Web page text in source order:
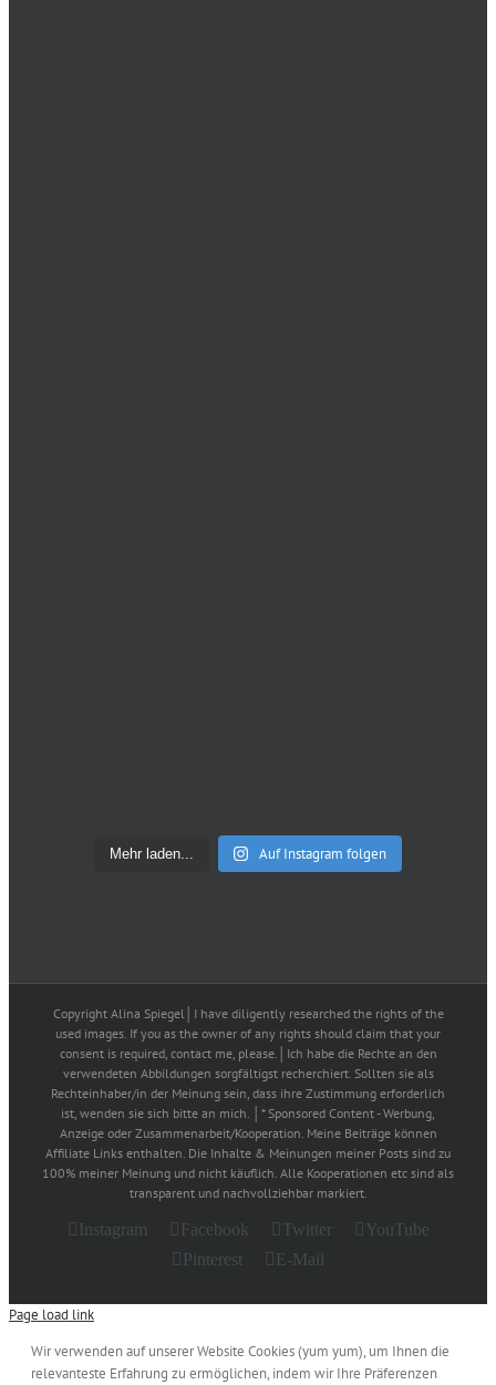
Mehr laden... Auf Instagram folgen
Copyright Alina Spiegel│I have diligently researched the rights of the
used images. If you as the owner of any rights should claim that your
consent is required, contact me, please.│Ich habe die Rechte an den
verwendeten Abbildungen sorgfältigst recherchiert. Sollten sie als
Rechteinhaber/in der Meinung sein, dass ihre Zustimmung erforderlich
ist, wenden sie sich bitte an mich. │* Sponsored Content - Werbung,
Anzeige oder Zusammenarbeit/Kooperation. Meine Beiträge können
Affiliate Links enthalten. Die Inhalte & Meinungen meiner Posts sind zu
100% meiner Meinung und nicht käuflich. Alle Kooperationen etc sind als
transparent und nachvollziehbar markiert.
Instagram Facebook Twitter
YouTube
Pinterest
E-Mail
Page load link
Wir verwenden auf unserer Website Cookies (yum yum), um Ihnen die
relevanteste Erfahrung zu ermöglichen, indem wir Ihre Präferenzen